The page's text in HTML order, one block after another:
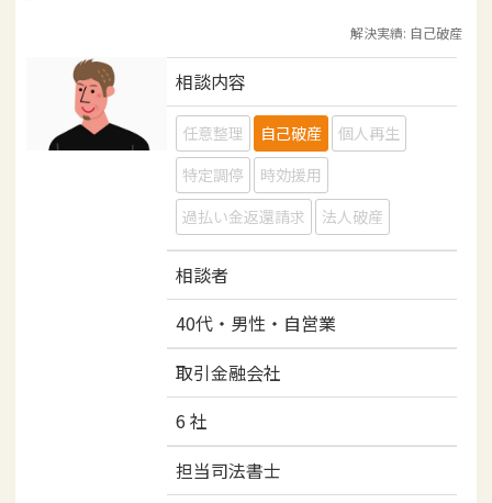
解決実績: 自己破産
相談内容
任意整理 自己破産
個人再生
特定調停
時効援用
過払い金返還請求
法人破産
相談者
40代・男性・自営業
取引金融会社
6 社
担当司法書士
a